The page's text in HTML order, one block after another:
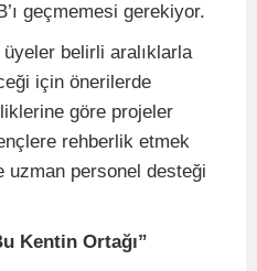
geçmemesi gerekiyor.
belirli aralıklarla
için önerilerde
göre projeler
rehberlik etmek
uzman personel desteği
Kentin Ortağı”